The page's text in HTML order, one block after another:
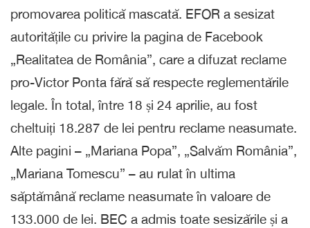
promovarea politică mascată. EFOR a sesizat
autoritățile cu privire la pagina de Facebook
„Realitatea de România”, care a difuzat reclame
pro-Victor Ponta fără să respecte reglementările
legale. În total, între 18 și 24 aprilie, au fost
cheltuiți 18.287 de lei pentru reclame neasumate.
Alte pagini – „Mariana Popa”, „Salvăm România”,
„Mariana Tomescu” – au rulat în ultima
săptămână reclame neasumate în valoare de
133.000 de lei. BEC a admis toate sesizările și a